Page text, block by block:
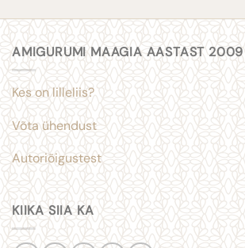
AMIGURUMI MAAGIA AASTAST 2009
Kes on lilleliis?
Võta ühendust
Autoriõigustest
KIIKA SIIA KA